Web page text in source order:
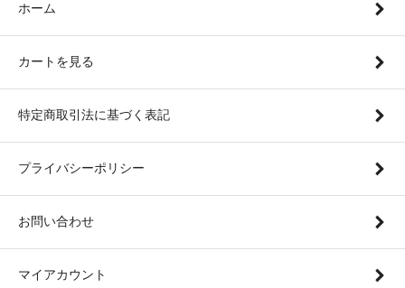
ホーム
カートを見る
特定商取引法に基づく表記
プライバシーポリシー
お問い合わせ
マイアカウント